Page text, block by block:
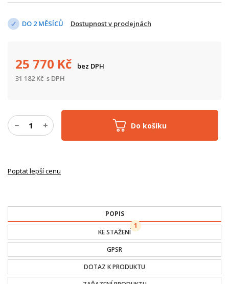
DO 2 MĚSÍCŮ Dostupnost v prodejnách
Do košíku
25 770 Kč
bez DPH
31 182 Kč s DPH
Poptat lepší cenu
POPIS
KE STAŽENÍ
1
GPSR
DOTAZ K PRODUKTU